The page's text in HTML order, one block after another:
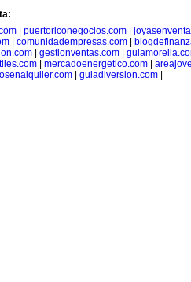
| puertoriconegocios.com|
| comunidadempresas.com|
| gestionventas.com|
| mercadoenergetico.com|
| guiadiversion.com|